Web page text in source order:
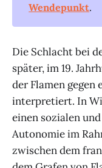
Wendepunkt.
Die Schlacht bei
später, im 19.
der Flamen gegen
interpretiert. In
einen sozialen
Autonomie im
zwischen dem